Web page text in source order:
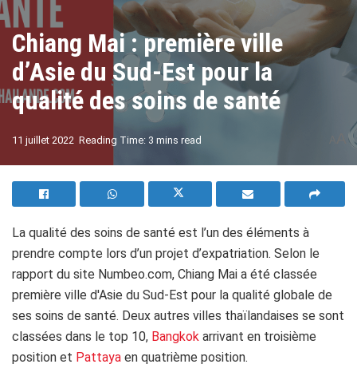
Chiang Mai : première ville
d’Asie du Sud-Est pour la
qualité des soins de santé
11 juillet 2022 Reading Time: 3 mins read
La qualité des soins de santé est l’un des éléments à
prendre compte lors d’un projet d’expatriation. Selon le
rapport du site Numbeo.com, Chiang Mai a été classée
première ville d'Asie du Sud-Est pour la qualité globale de
ses soins de santé. Deux autres villes thaïlandaises se sont
classées dans le top 10, Bangkok arrivant en troisième
position et Pattaya en quatrième position.